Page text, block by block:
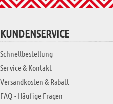
KUNDENSERVICE
Schnellbestellung
Service & Kontakt
Versandkosten & Rabatt
FAQ - Häufige Fragen